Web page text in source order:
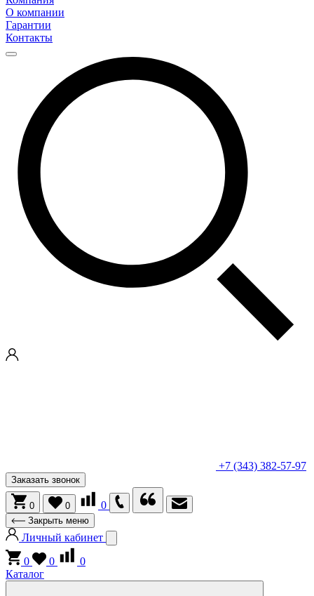
О компании
Гарантии
Контакты
+7 (343) 382-57-97
Заказать звонок
0 0 0
Закрыть меню
Личный кабинет
0
0
0
Каталог